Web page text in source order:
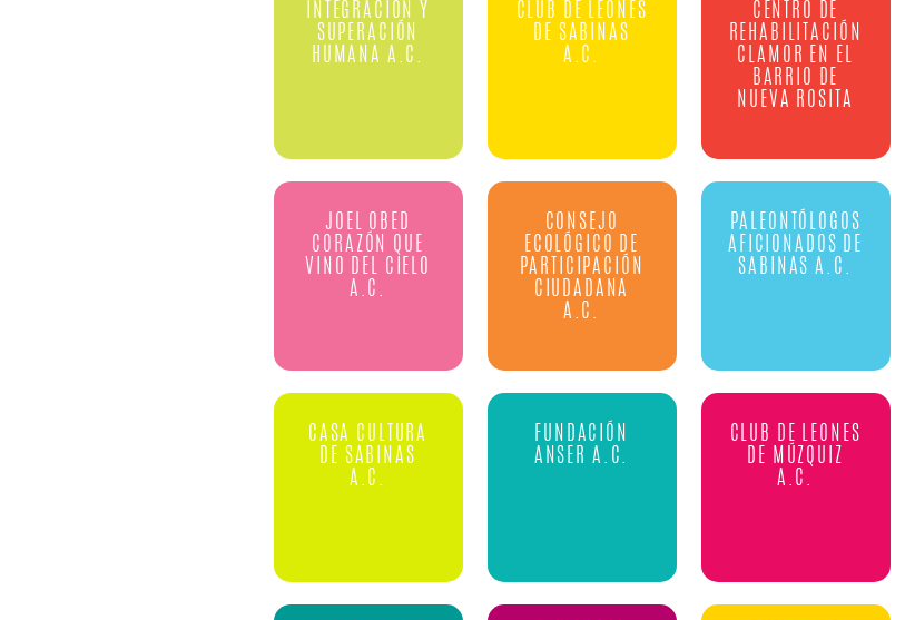
INTEGRACIÓN Y
SUPERACIÓN
HUMANA A.C.
CLUB DE LEONES
DE SABINAS
A.C.
CENTRO DE
REHABILITACIÓN
CLAMOR EN EL
BARRIO DE
NUEVA ROSITA
JOEL OBED
CORAZÓN QUE
VINO DEL CIELO
A.C.
CONSEJO
ECOLÓGICO DE
PARTICIPACIÓN
CIUDADANA
A.C.
PALEONTÓLOGOS
AFICIONADOS DE
SABINAS A.C.
CASA CULTURA
DE SABINAS
A.C.
FUNDACIÓN
ANSER A.C.
CLUB DE LEONES
DE MÚZQUIZ
A.C.